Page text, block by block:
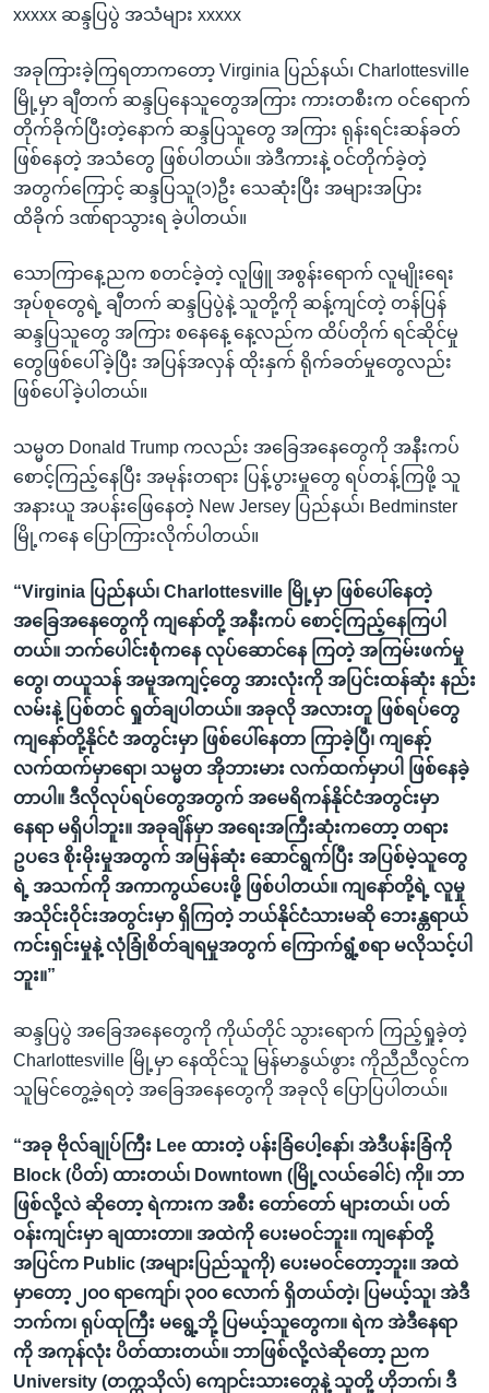
xxxxx ဆန္ဒပြပွဲ အသံများ xxxxx
အခုကြားခဲ့ကြရတာကတော့ Virginia ပြည်နယ်၊ Charlottesville
မြို့မှာ ချီတက် ဆန္ဒပြနေသူတွေအကြား ကားတစီးက ဝင်ရောက်
တိုက်ခိုက်ပြီးတဲ့နောက် ဆန္ဒပြသူတွေ အကြား ရုန်းရင်းဆန်ခတ်
ဖြစ်နေတဲ့ အသံတွေ ဖြစ်ပါတယ်။ အဲဒီကားနဲ့ ဝင်တိုက်ခဲ့တဲ့
အတွက်ကြောင့် ဆန္ဒပြသူ(၁)ဦး သေဆုံးပြီး အများအပြား
ထိခိုက် ဒဏ်ရာသွားရ ခဲ့ပါတယ်။
သောကြာနေ့ညက စတင်ခဲ့တဲ့ လူဖြူ အစွန်းရောက် လူမျိုးရေး
အုပ်စုတွေရဲ့ ချီတက် ဆန္ဒပြပွဲနဲ့ သူတို့ကို ဆန့်ကျင်တဲ့ တန်ပြန်
ဆန္ဒပြသူတွေ အကြား စနေနေ့ နေ့လည်က ထိပ်တိုက် ရင်ဆိုင်မှု
တွေဖြစ်ပေါ်ခဲ့ပြီး အပြန်အလှန် ထိုးနှက် ရိုက်ခတ်မှုတွေလည်း
ဖြစ်ပေါ်ခဲ့ပါတယ်။
သမ္မတ Donald Trump ကလည်း အခြေအနေတွေကို အနီးကပ်
စောင့်ကြည့်နေပြီး အမုန်းတရား ပြန့်ပွားမှုတွေ ရပ်တန့်ကြဖို့ သူ
အနားယူ အပန်းဖြေနေတဲ့ New Jersey ပြည်နယ်၊ Bedminster
မြို့ကနေ ပြောကြားလိုက်ပါတယ်။
“Virginia ပြည်နယ်၊ Charlottesville မြို့မှာ ဖြစ်ပေါ်နေတဲ့
အခြေအနေတွေကို ကျနော်တို့ အနီးကပ် စောင့်ကြည့်နေကြပါ
တယ်။ ဘက်ပေါင်းစုံကနေ လုပ်ဆောင်နေ ကြတဲ့ အကြမ်းဖက်မှု
တွေ၊ တယူသန် အမူအကျင့်တွေ အားလုံးကို အပြင်းထန်ဆုံး နည်း
လမ်းနဲ့ ပြစ်တင် ရှုတ်ချပါတယ်။ အခုလို အလားတူ ဖြစ်ရပ်တွေ
ကျနော်တို့နိုင်ငံ အတွင်းမှာ ဖြစ်ပေါ်နေတာ ကြာခဲ့ပြီ၊ ကျနော့်
လက်ထက်မှာရော၊ သမ္မတ အိုဘားမား လက်ထက်မှာပါ ဖြစ်နေခဲ့
တာပါ။ ဒီလိုလုပ်ရပ်တွေအတွက် အမေရိကန်နိုင်ငံအတွင်းမှာ
နေရာ မရှိပါဘူး။ အခုချိန်မှာ အရေးအကြီးဆုံးကတော့ တရား
ဥပဒေ စိုးမိုးမှုအတွက် အမြန်ဆုံး ဆောင်ရွက်ပြီး အပြစ်မဲ့သူတွေ
ရဲ့ အသက်ကို အကာကွယ်ပေးဖို့ ဖြစ်ပါတယ်။ ကျနော်တို့ရဲ့ လူမှု
အသိုင်းဝိုင်းအတွင်းမှာ ရှိကြတဲ့ ဘယ်နိုင်ငံသားမဆို ဘေးန္တရာယ်
ကင်းရှင်းမှုနဲ့ လုံခြုံစိတ်ချရမှုအတွက် ကြောက်ရွံ့စရာ မလိုသင့်ပါ
ဘူး။”
ဆန္ဒပြပွဲ အခြေအနေတွေကို ကိုယ်တိုင် သွားရောက် ကြည့်ရှုခဲ့တဲ့
Charlottesville မြို့မှာ နေထိုင်သူ မြန်မာနွယ်ဖွား ကိုညီညီလွင်က
သူမြင်တွေ့ခဲ့ရတဲ့ အခြေအနေတွေကို အခုလို ပြောပြပါတယ်။
“အခု ဗိုလ်ချုပ်ကြီး Lee ထားတဲ့ ပန်းခြံပေါ့နော်၊ အဲဒီပန်းခြံကို
Block (ပိတ်) ထားတယ်၊ Downtown (မြို့လယ်ခေါင်) ကို။ ဘာ
ဖြစ်လို့လဲ ဆိုတော့ ရဲကားက အစီး တော်တော် များတယ်၊ ပတ်
ဝန်းကျင်းမှာ ချထားတာ။ အထဲကို ပေးမဝင်ဘူး။ ကျနော်တို့
အပြင်က Public (အများပြည်သူကို) ပေးမဝင်တော့ဘူး။ အထဲ
မှာတော့ ၂၀၀ ရာကျော်၊ ၃၀၀ လောက် ရှိတယ်တဲ့၊ ပြမယ့်သူ၊ အဲဒီ
ဘက်က၊ ရုပ်ထုကြီး မရွေ့ဘို့ ပြမယ့်သူတွေက။ ရဲက အဲဒီနေရာ
ကို အကုန်လုံး ပိတ်ထားတယ်။ ဘာဖြစ်လို့လဲဆိုတော့ ညက
University (တက္ကသိုလ်) ကျောင်းသားတွေနဲ့ သူတို့ ဟိုဘက်၊ ဒီ